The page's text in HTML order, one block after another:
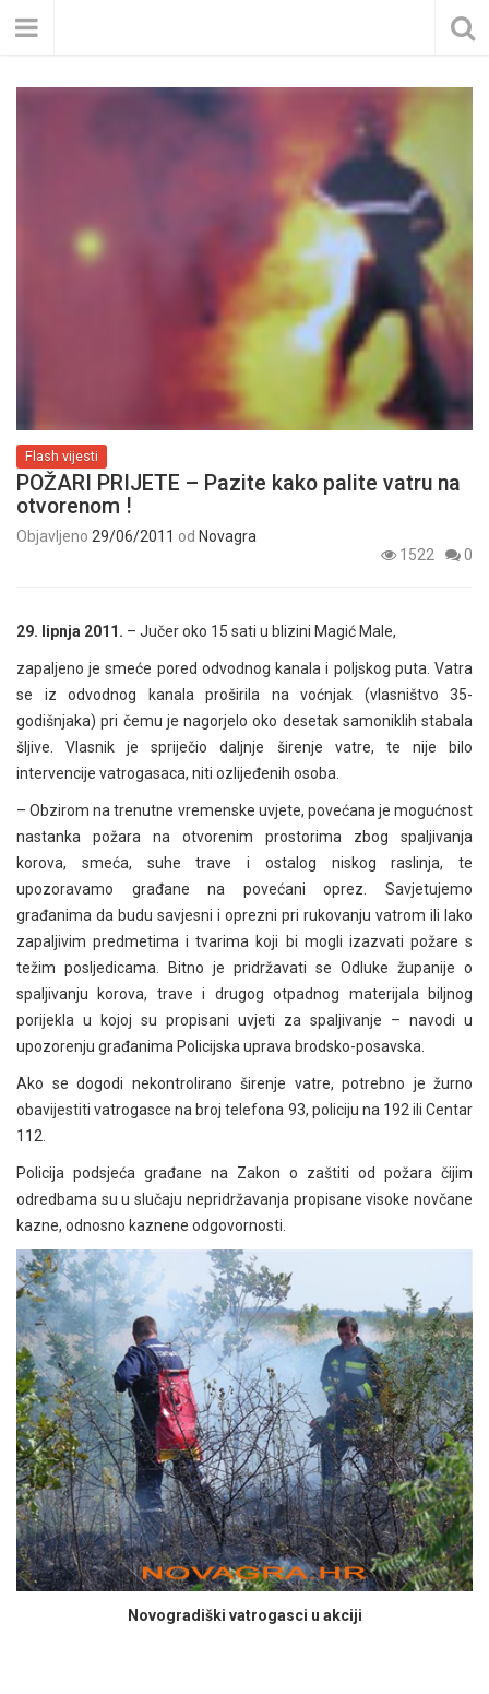
Flash vijesti
POŽARI PRIJETE – Pazite kako palite vatru na
otvorenom !
Objavljeno 29/06/2011 od Novagra
1522
0
29. lipnja 2011. – Jučer oko 15 sati u blizini Magić Male,
zapaljeno je smeće pored odvodnog kanala i poljskog puta. Vatra
se iz odvodnog kanala proširila na voćnjak (vlasništvo 35-
godišnjaka) pri čemu je nagorjelo oko desetak samoniklih stabala
šljive. Vlasnik je spriječio daljnje širenje vatre, te nije bilo
intervencije vatrogasaca, niti ozlijeđenih osoba.
– Obzirom na trenutne vremenske uvjete, povećana je mogućnost
nastanka požara na otvorenim prostorima zbog spaljivanja
korova, smeća, suhe trave i ostalog niskog raslinja, te
upozoravamo građane na povećani oprez. Savjetujemo
građanima da budu savjesni i oprezni pri rukovanju vatrom ili lako
zapaljivim predmetima i tvarima koji bi mogli izazvati požare s
težim posljedicama. Bitno je pridržavati se Odluke županije o
spaljivanju korova, trave i drugog otpadnog materijala biljnog
porijekla u kojoj su propisani uvjeti za spaljivanje – navodi u
upozorenju građanima Policijska uprava brodsko-posavska.
Ako se dogodi nekontrolirano širenje vatre, potrebno je žurno
obavijestiti vatrogasce na broj telefona 93, policiju na 192 ili Centar
112.
Policija podsjeća građane na Zakon o zaštiti od požara čijim
odredbama su u slučaju nepridržavanja propisane visoke novčane
kazne, odnosno kaznene odgovornosti.
Novogradiški vatrogasci u akciji